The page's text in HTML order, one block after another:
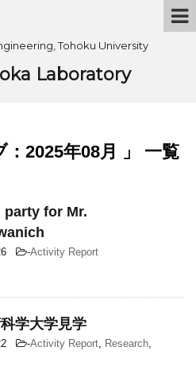
Tohoku University
Laboratory
：2025年08月 」 一覧
party for Mr.
-Activity Report
学大学見学
-Activity Report, Research,